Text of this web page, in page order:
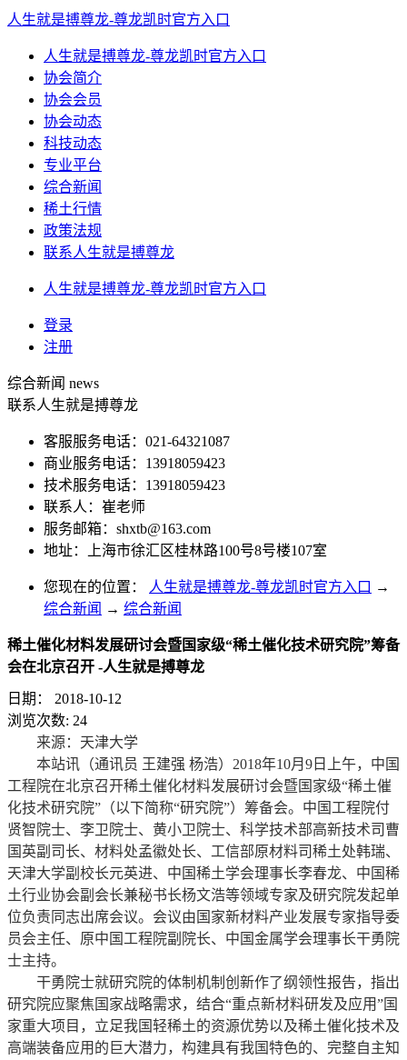
人生就是搏尊龙-尊龙凯时官方入口
人生就是搏尊龙-尊龙凯时官方入口
协会简介
协会会员
协会动态
科技动态
专业平台
综合新闻
稀土行情
政策法规
联系人生就是搏尊龙
人生就是搏尊龙-尊龙凯时官方入口
登录
注册
综合新闻 news
联系人生就是搏尊龙
客服服务电话：021-64321087
商业服务电话：13918059423
技术服务电话：13918059423
联系人：崔老师
服务邮箱： shxtb@163.com
地址：上海市徐汇区桂林路100号8号楼107室
您现在的位置： 人生就是搏尊龙-尊龙凯时官方入口 →
综合新闻 → 综合新闻
稀土催化材料发展研讨会暨国家级“稀土催化技术研究院”筹备
会在北京召开 -人生就是搏尊龙
日期：
2018-10-12
浏览次数: 24
来源：天津大学
本站讯（通讯员 王建强 杨浩）2018年10月9日上午，中国
工程院在北京召开稀土催化材料发展研讨会暨国家级“稀土催
化技术研究院”（以下简称“研究院”）筹备会。中国工程院付
贤智院士、李卫院士、黄小卫院士、科学技术部高新技术司曹
国英副司长、材料处孟徽处长、工信部原材料司稀土处韩瑞、
天津大学副校长元英进、中国稀土学会理事长李春龙、中国稀
土行业协会副会长兼秘书长杨文浩等领域专家及研究院发起单
位负责同志出席会议。会议由国家新材料产业发展专家指导委
员会主任、原中国工程院副院长、中国金属学会理事长干勇院
士主持。
干勇院士就研究院的体制机制创新作了纲领性报告，指出
研究院应聚焦国家战略需求，结合“重点新材料研发及应用”国
家重大项目，立足我国轻稀土的资源优势以及稀土催化技术及
高端装备应用的巨大潜力，构建具有我国特色的、完整自主知